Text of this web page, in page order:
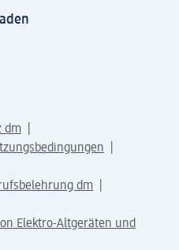
dm
dm
Elektro-Altgeräten und